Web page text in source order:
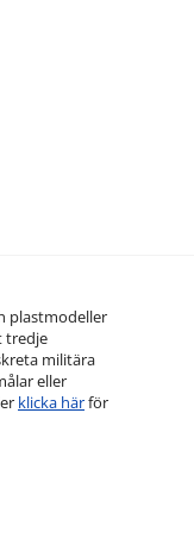
plastmodeller
tredje
militära
eller
klicka härför